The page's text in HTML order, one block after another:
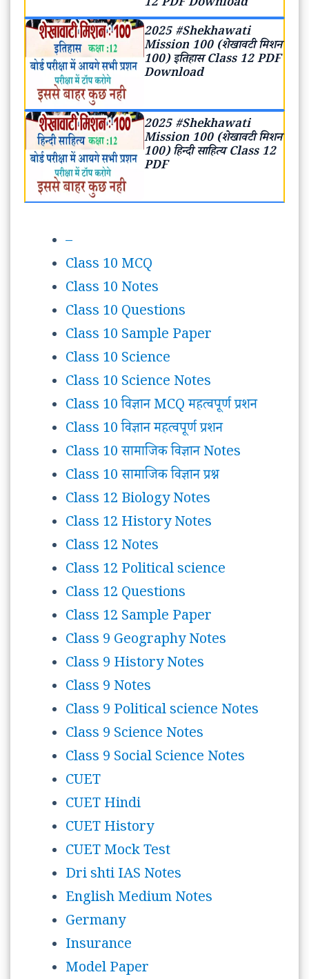
12 PDF Download
2025 #Shekhawati
Mission 100 (शेखावटी मिशन
100) इतिहास Class 12 PDF
Download
2025 #Shekhawati
Mission 100 (शेखावटी मिशन
100) हिन्दी साहित्य Class 12
PDF
–
Class 10 MCQ
Class 10 Notes
Class 10 Questions
Class 10 Sample Paper
Class 10 Science
Class 10 Science Notes
Class 10 विज्ञान MCQ महत्वपूर्ण प्रशन
Class 10 विज्ञान महत्वपूर्ण प्रशन
Class 10 सामाजिक विज्ञान Notes
Class 10 सामाजिक विज्ञान प्रश्न
Class 12 Biology Notes
Class 12 History Notes
Class 12 Notes
Class 12 Political science
Class 12 Questions
Class 12 Sample Paper
Class 9 Geography Notes
Class 9 History Notes
Class 9 Notes
Class 9 Political science Notes
Class 9 Science Notes
Class 9 Social Science Notes
CUET
CUET Hindi
CUET History
CUET Mock Test
Dri shti IAS Notes
English Medium Notes
Germany
Insurance
Model Paper